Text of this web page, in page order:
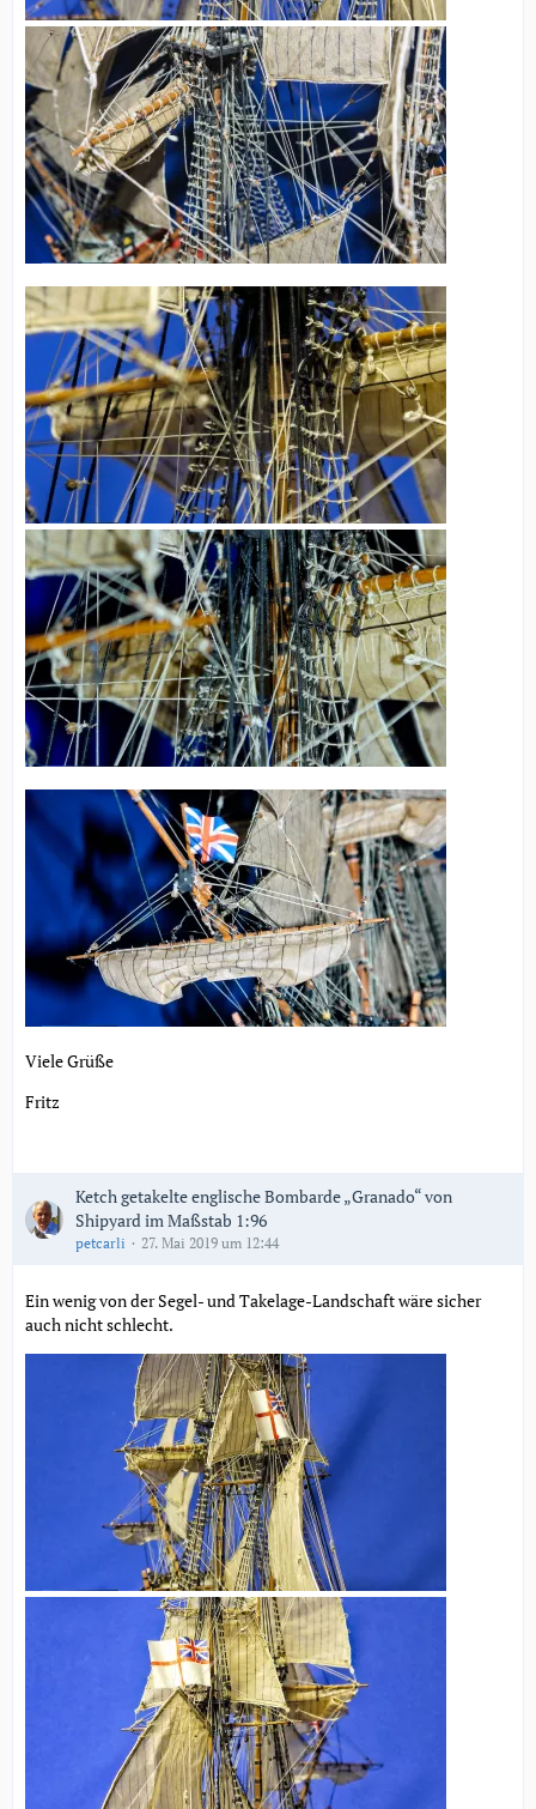
Viele Grüße
Fritz
Ketch getakelte englische Bombarde „Granado“ von
Shipyard im Maßstab 1:96
petcarli 27. Mai 2019 um 12:44
Ein wenig von der Segel- und Takelage-Landschaft wäre sicher
auch nicht schlecht.